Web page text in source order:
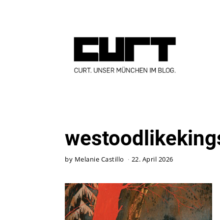
by Melanie Castillo 22. April 2026